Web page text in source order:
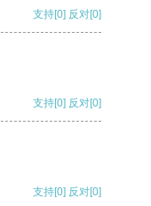
支持[0] 反对[0]
支持[0] 反对[0]
支持[0] 反对[0]